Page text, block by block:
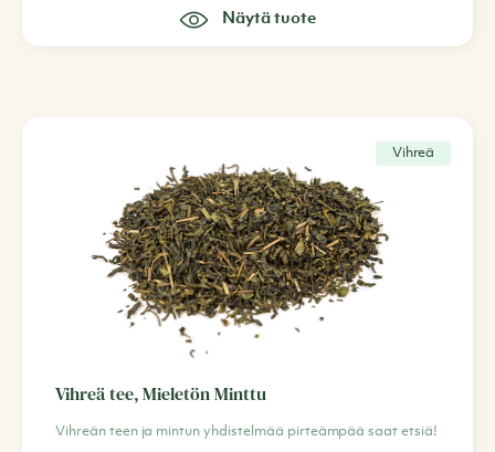
Näytä tuote
Vihreä
Vihreä tee, Mieletön Minttu
Vihreän teen ja mintun yhdistelmää pirteämpää saat etsiä!